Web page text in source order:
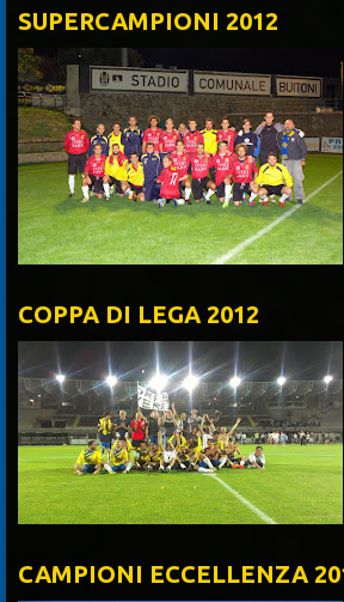
SUPERCAMPIONI 2012
COPPA DI LEGA 2012
CAMPIONI ECCELLENZA